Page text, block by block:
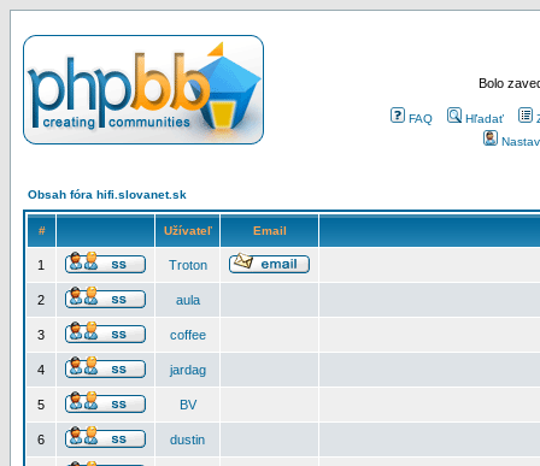
Bolo
FAQ Hľadať
Obsah fóra hifi.slovanet.sk
# Užívateľ Email
1 Troton
2 aula
3 coffee
4 jardag
5 BV
6 dustin